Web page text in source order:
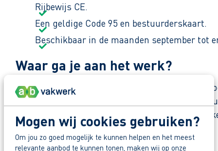
Mogen wij cookies gebruiken?
Om jou zo goed mogelijk te kunnen helpen en het meest
relevante aanbod te kunnen tonen, maken wij op onze
Rijbewijs CE.
Een geldige Code 95 en bestuurderskaart.
Beschikbaar in de maanden september tot
Waar ga je aan het werk?
Je gaat aan de slag bij één van onze vaste
spelen een belangrijke rol in het vervoeren van
dag en nacht gewerkt om alles op tijd te
Zo maak je werk van jouw toekomst